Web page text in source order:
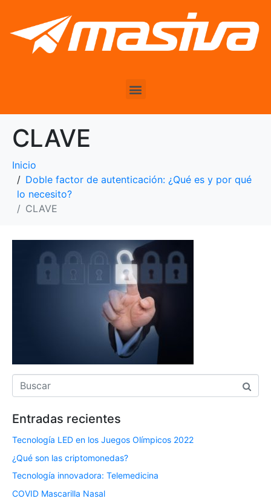
CLAVE
Inicio
Doble factor de autenticación: ¿Qué es y por qué
lo necesito?
CLAVE
Entradas recientes
Tecnología LED en los Juegos Olímpicos 2022
¿Qué son las criptomonedas?
Tecnología innovadora: Telemedicina
COVID Mascarilla Nasal